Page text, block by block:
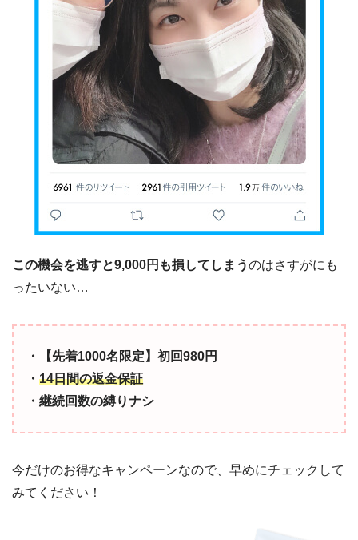
この機会を逃すと9,000円も損してしまうのはさすがにも
ったいない…
・【先着1000名限定】初回980円
・ 14日間の返金保証
・継続回数の縛りナシ
今だけのお得なキャンペーンなので、早めにチェックして
みてください！